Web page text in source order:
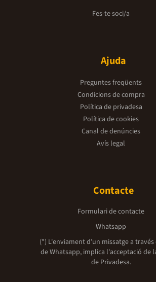
Fes-te soci/a
Ajuda
Preguntes freqüents
Condicions de compra
Política de privadesa
Política de cookies
Canal de denúncies
Avís legal
Contacte
Formulari de contacte
Whatsapp
(*) L'enviament d’un missatge a
de Whatsapp, implica l'acceptació de
de Privadesa.